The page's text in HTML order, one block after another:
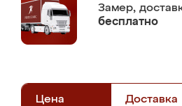
Замер,
бесплатно
Цена Доставка